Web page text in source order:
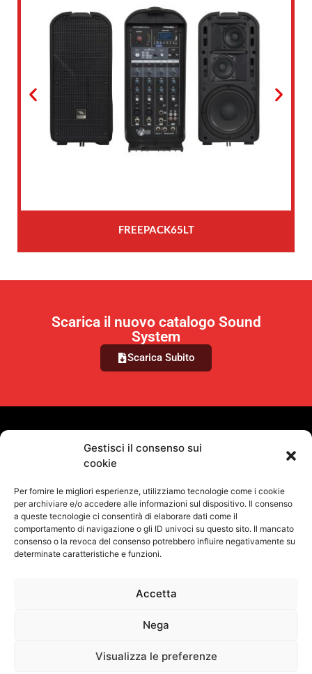
Gestisci il consenso sui
cookie
Per fornire le migliori esperienze, utilizziamo tecnologie come i cookie
per archiviare e/o accedere alle informazioni sul dispositivo. Il consenso
a queste tecnologie ci consentirà di elaborare dati come il
comportamento di navigazione o gli ID univoci su questo sito. Il mancato
consenso o la revoca del consenso potrebbero influire negativamente su
determinate caratteristiche e funzioni.
Accetta
Nega
Visualizza le preferenze
FREEPACK65LT
Scarica il nuovo catalogo Sound
System
Scarica Subito
Termini e condizioni d'uso
Proel S.p.A.
P.Iva 00778590679 Cap.soc.: € 8.000.000 i.v. – C.C.I.A.A. Te R.E.A. n.
VUOI RIMANERE AGGIORNATO?
SEGUICI SUI NOSTRI SOCIAL